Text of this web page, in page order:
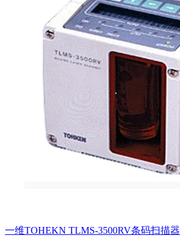
一维TOHEKN TLMS-3500RV条码扫描器